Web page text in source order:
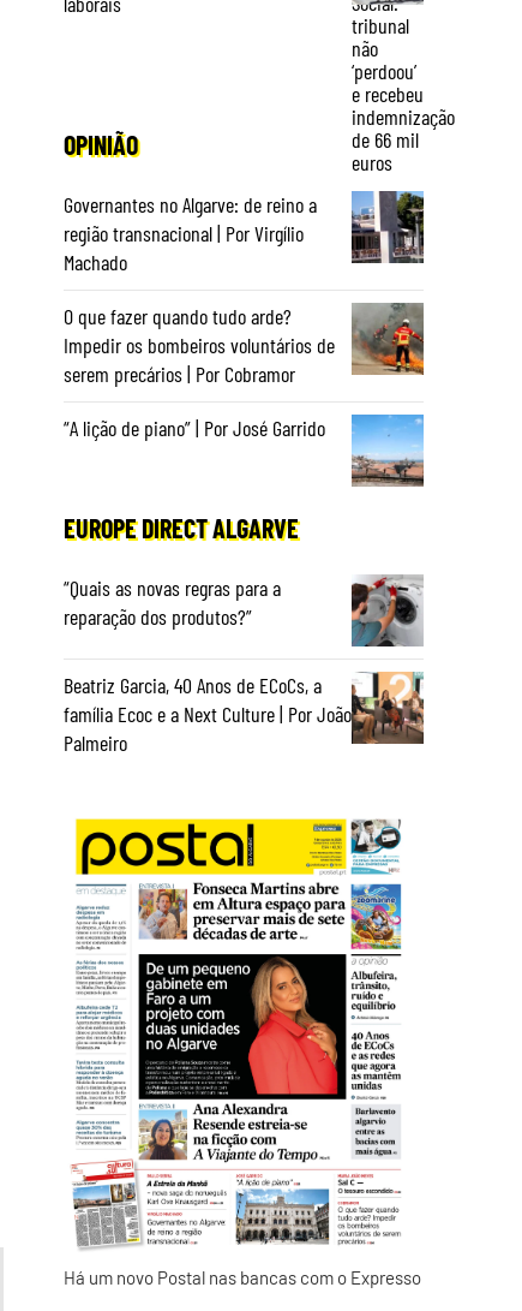
OPINIÃO
Governantes no Algarve: de reino a
região transnacional | Por Virgílio
Machado
O que fazer quando tudo arde?
Impedir os bombeiros voluntários de
serem precários | Por Cobramor
“A lição de piano” | Por José Garrido
EUROPE DIRECT ALGARVE
“Quais as novas regras para a
reparação dos produtos?”
Beatriz Garcia, 40 Anos de ECoCs, a
família Ecoc e a Next Culture | Por João
Palmeiro
Há um novo Postal nas bancas com o Expresso